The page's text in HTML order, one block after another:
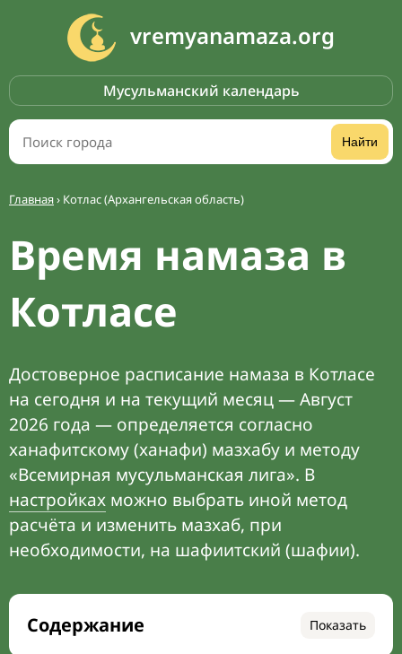
vremyanamaza.org
Мусульманский календарь
Найти
Главная› Котлас (Архангельская область)
Время намаза в
Котласе
Достоверное расписание намаза в Котласе
на сегодня и на текущий месяц — Август
2026 года — определяется согласно
ханафитскому (ханафи) мазхабу и методу
«Всемирная мусульманская лига». В
настройках можно выбрать иной метод
расчёта и изменить мазхаб, при
необходимости, на шафиитский (шафии).
Содержание Показать